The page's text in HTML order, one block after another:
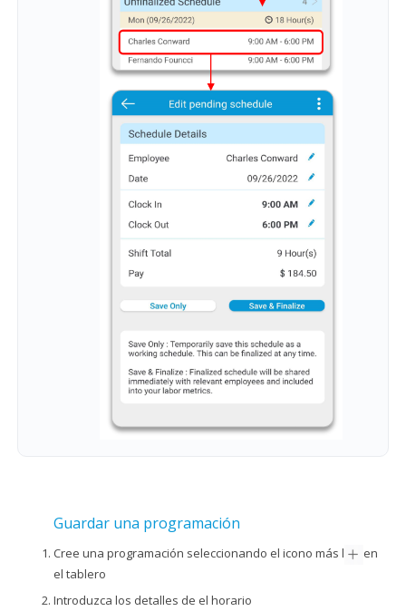
Guardar una programación
Cree una programación seleccionando el icono más l
en
el tablero
Introduzca los detalles de el horario